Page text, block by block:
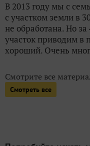
В 2013 году мы с
с участком земли в
не обработана. Но
участок приводим в
хороший. Очень
Смотрите все
Смотреть все